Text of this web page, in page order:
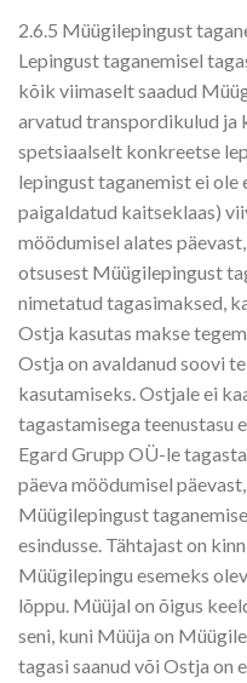
2.6.5 Müügilepingust
Lepingust taganemisel
kõik viimaselt saadud
arvatud transpordikulud ja
spetsiaalselt konkreetse
lepingust taganemist ei
paigaldatud kaitseklaas)
möödumisel alates
otsusest Müügilepingust
nimetatud tagasimaksed,
Ostja kasutas makse
Ostja on avaldanud soovi
kasutamiseks. Ostjale ei
tagastamisega teenustasu
Egard Grupp OÜ-le
päeva möödumisel
Müügilepingust
esindusse. Tähtajast on
Müügilepingu esemeks
lõppu. Müüjal on õigus
seni, kuni Müüja on
tagasi saanud või Ostja on